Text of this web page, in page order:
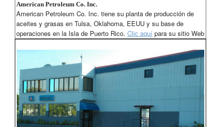
American Petroleum Co. Inc.
American Petroleum Co. Inc. tiene su planta de producción de
aceites y grasas en Tulsa, Oklahoma, EEUU y su base de
operaciones en la Isla de Puerto Rico. Clic aquí para su sitio Web